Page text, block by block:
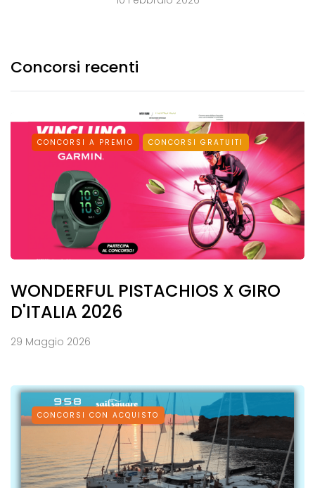
Concorsi recenti
CONCORSI A PREMIO CONCORSI GRATUITI
WONDERFUL PISTACHIOS X GIRO
D'ITALIA 2026
29 Maggio 2026
CONCORSI CON ACQUISTO